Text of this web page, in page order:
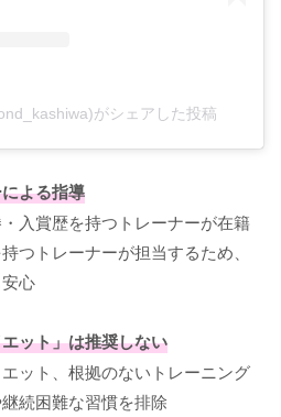
がシェアした投稿
よる指導
入賞歴を持つトレーナーが在籍
つトレーナーが担当するため、
心
ット」は推奨しない
ット、根拠のないトレーニング
続困難な習慣を排除